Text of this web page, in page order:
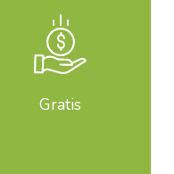
Gratis